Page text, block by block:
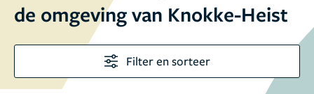
de omgeving van Knokke-Heist
Filter en sorteer